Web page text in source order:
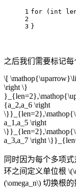
1
2
3
for ( int
}
之后我们需要标记
\[
\right \}
{a_2,a_6 \right
a_1,a_5 \right
a_3,a_7 \right
同时因为每个多项
环之间定义单位根
(\omega_n\) 切换根的